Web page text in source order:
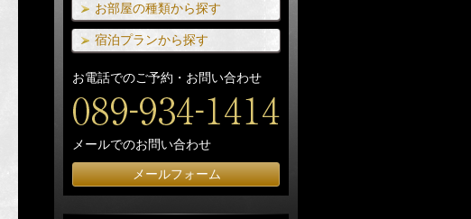
お部屋の種類から探す
宿泊プランから探す
お電話でのご予約・お問い合わせ
メールでのお問い合わせ
メールフォーム